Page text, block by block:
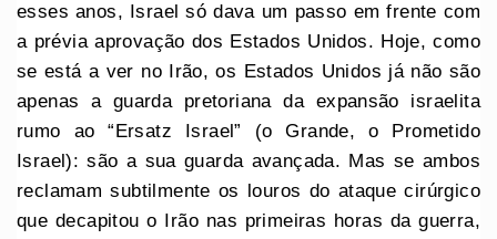
esses anos, Israel só dava um passo em frente com
a prévia aprovação dos Estados Unidos. Hoje, como
se está a ver no Irão, os Estados Unidos já não são
apenas a guarda pretoriana da expansão israelita
rumo ao “Ersatz Israel” (o Grande, o Prometido
Israel): são a sua guarda avançada. Mas se ambos
reclamam subtilmente os louros do ataque cirúrgico
que decapitou o Irão nas primeiras horas da guerra,